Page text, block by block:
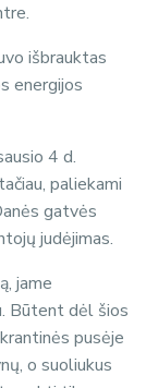
išbrauktas
energijos
4 d.
paliekami
gatvės
judėjimas.
jame
Būtent dėl šios
pusėje
o suoliukus